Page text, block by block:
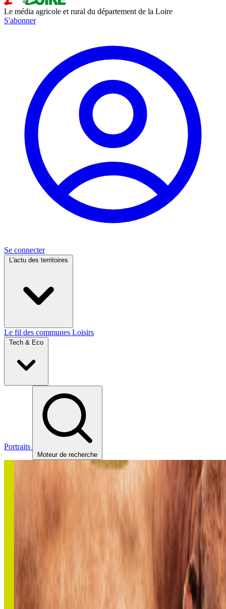
Le média agricole et rural du département de la Loire
S'abonner
Se connecter
L'actu des territoires
Le fil des communes Loisirs
Tech & Eco
Portraits
Moteur de recherche